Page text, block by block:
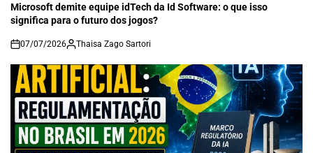
IN
Microsoft demite equipe idTech da Id Software: o que isso
significa para o futuro dos jogos?
on
07/07/2026 Thaisa Zago Sartori